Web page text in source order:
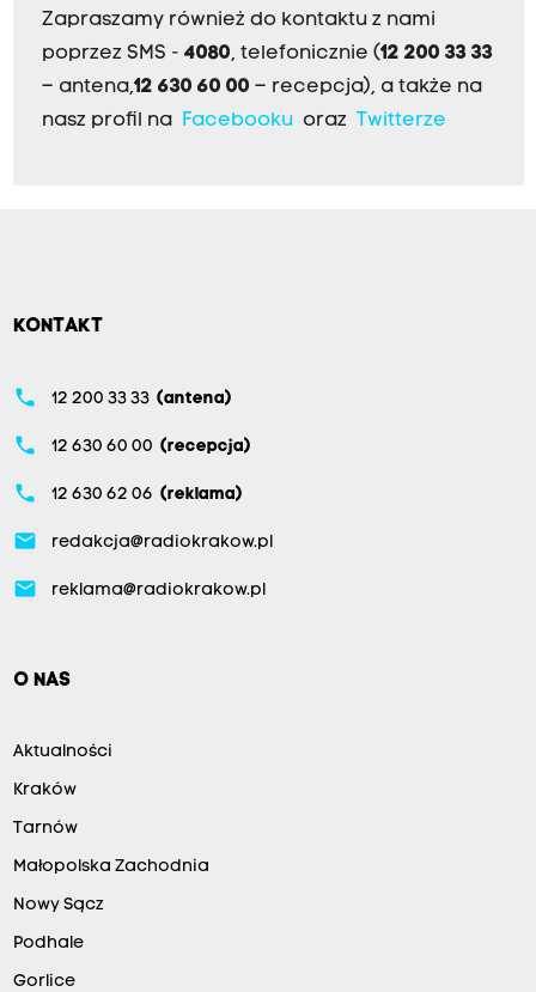
Zapraszamy również do kontaktu z nami
poprzez SMS - 4080, telefonicznie (12 200 33 33
– antena,12 630 60 00 – recepcja), a także na
nasz profil na
Facebookuoraz Twitterze
KONTAKT
phone 12 200 33 33 (antena)
phone 12 630 60 00 (recepcja)
phone 12 630 62 06 (reklama)
email redakcja@radiokrakow.pl
email reklama@radiokrakow.pl
O NAS
Aktualności
Kraków
Tarnów
Małopolska Zachodnia
Nowy Sącz
Podhale
Gorlice